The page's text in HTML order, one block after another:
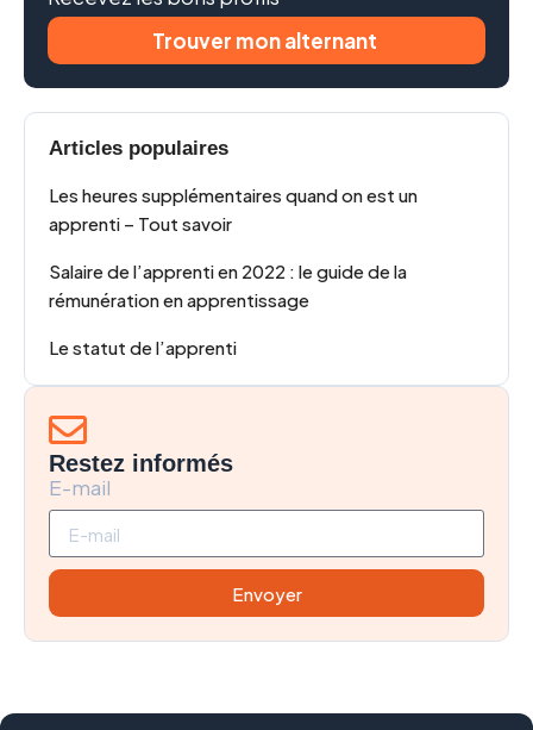
Trouver mon alternant
Articles populaires
Les heures supplémentaires quand on est un
apprenti – Tout savoir
Salaire de l’apprenti en 2022 : le guide de la
rémunération en apprentissage
Le statut de l’apprenti
Restez informés
E-mail
Envoyer